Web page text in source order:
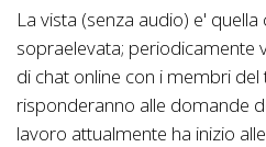
La vista (senza audio) e'
sopraelevata; periodicamente
di chat online con i membri del
risponderanno alle domande
lavoro attualmente ha inizio